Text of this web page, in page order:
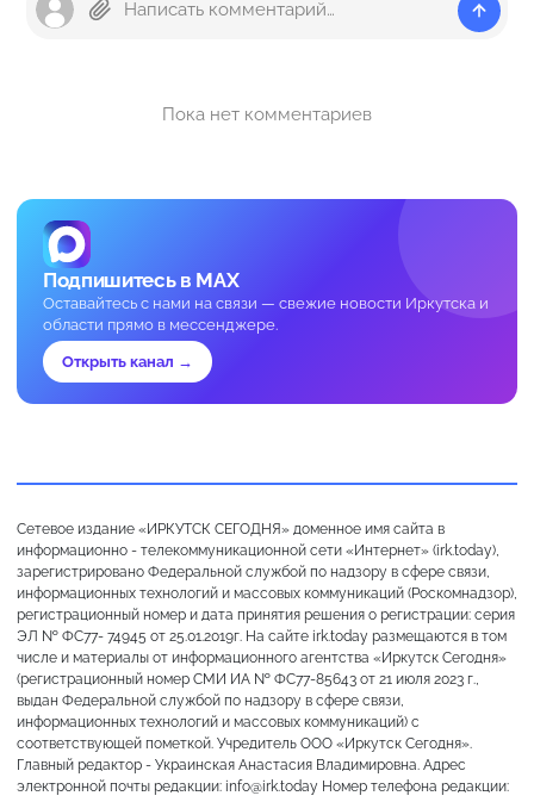
Пока нет комментариев
Подпишитесь в MAX
Оставайтесь с нами на связи — свежие новости Иркутска и
области прямо в мессенджере.
Открыть канал →
Сетевое издание «ИРКУТСК СЕГОДНЯ» доменное имя сайта в
информационно - телекоммуникационной сети «Интернет» (irk.today),
зарегистрировано Федеральной службой по надзору в сфере связи,
информационных технологий и массовых коммуникаций (Роскомнадзор),
регистрационный номер и дата принятия решения о регистрации: серия
ЭЛ № ФС77- 74945 от 25.01.2019г. На сайте irk.today размещаются в том
числе и материалы от информационного агентства «Иркутск Сегодня»
(регистрационный номер СМИ ИА № ФС77-85643 от 21 июля 2023 г.,
выдан Федеральной службой по надзору в сфере связи,
информационных технологий и массовых коммуникаций) с
соответствующей пометкой. Учредитель ООО «Иркутск Сегодня».
Главный редактор - Украинская Анастасия Владимировна. Адрес
электронной почты редакции: info@irk.today Номер телефона редакции: